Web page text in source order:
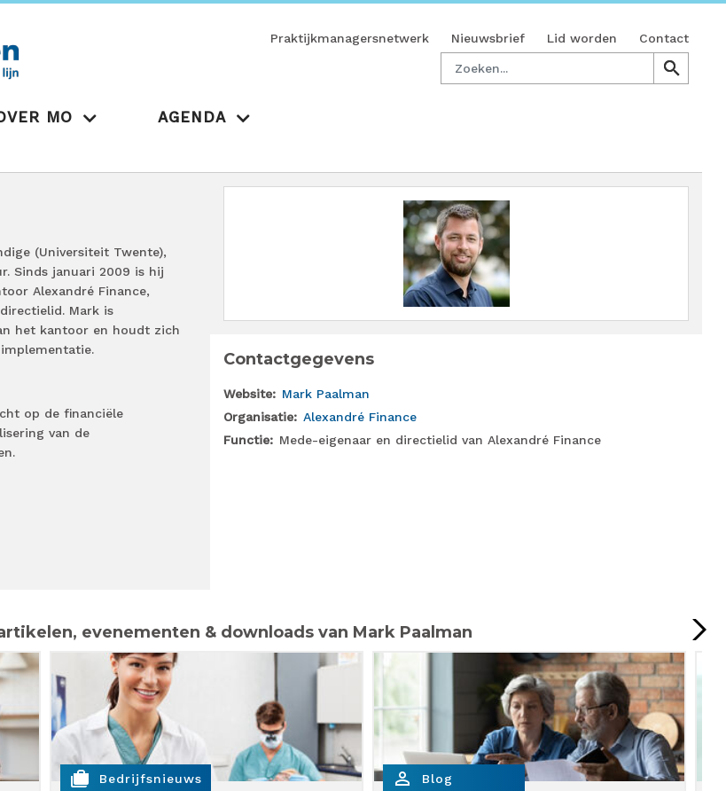
Praktijkmanagersnetwerk Nieuwsbrief Lid worden
Contact
Zoeken
search
search
MO AGENDA
(Universiteit Twente),
Sinds januari 2009 is hij
Alexandré Finance,
Mark is
het kantoor en houdt zich
op de financiële
van de
Contactgegevens
Website
Mark Paalman
Organisatie
Alexandré Finance
Functie
Mede-eigenaar en directielid van Alexandré Finance
evenementen & downloads van Mark Paalman
cases Bedrijfsnieuws person_outline Blog